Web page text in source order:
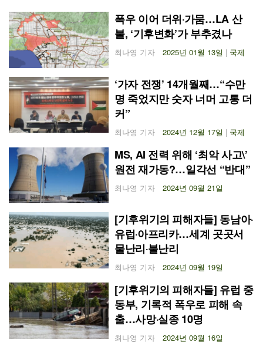
폭우 이어 더위‧가뭄…LA 산
불, ‘기후변화’가 부추겼나
최나영 기자 2025년 01월 13일 | 국제
‘가자 전쟁’ 14개월째…“수만
명 죽었지만 숫자 너머 고통 더
커”
최나영 기자 2024년 12월 17일 | 국제
MS, AI 전력 위해 ‘최악 사고\’
원전 재가동?…일각선 “반대”
최나영 기자 2024년 09월 21일
[기후위기의 피해자들] 동남아‧
유럽‧아프리카…세계 곳곳서
물난리‧불난리
최나영 기자 2024년 09월 19일
[기후위기의 피해자들] 유럽 중
동부, 기록적 폭우로 피해 속
출…사망‧실종 10명
최나영 기자 2024년 09월 16일